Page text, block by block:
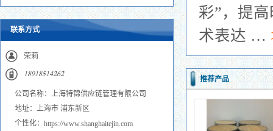
联系方式
荣莉
𐀍𐀒𐀓𐀍𐀒𐀎𐀍𐀗𐀑𐀕𐀑
公司名称：上海特锦供应链管理有限公司
地址：上海市 浦东新区
个性化： https://www.shanghaitejin.com
彩”，提
术表达 …
推荐产品